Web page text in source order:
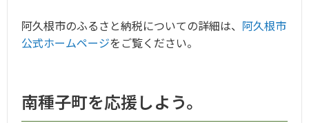
阿久根市のふるさと納税についての詳細は、 阿久根市
公式ホームページをご覧ください。
南種子町を応援しよう。